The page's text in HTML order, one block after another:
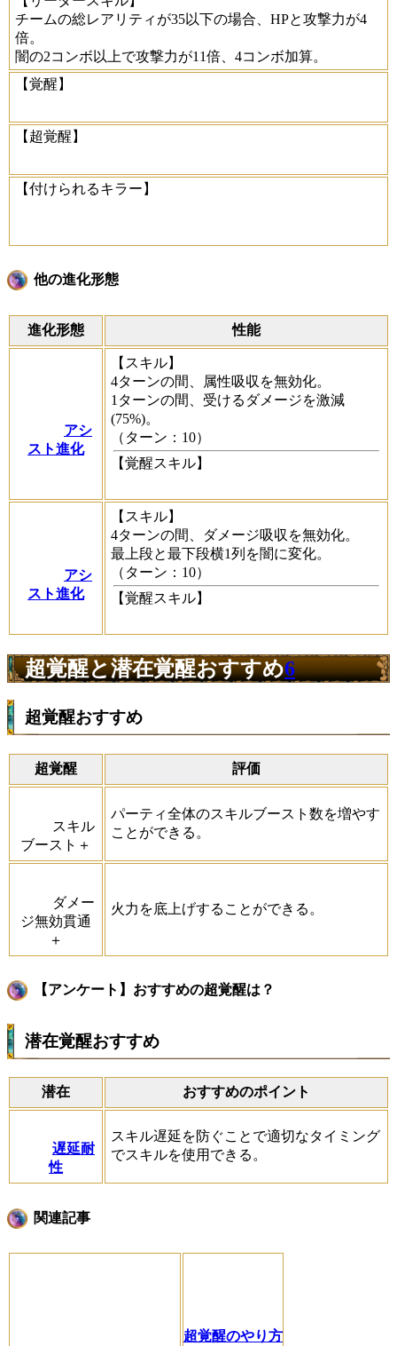
チームの総レアリティが35以下の場合、HPと攻撃力が4
倍。
闇の2コンボ以上で攻撃力が11倍、4コンボ加算。
【覚醒】
【超覚醒】
【付けられるキラー】
他の進化形態
進化形態 性能
アシ
スト進化
【スキル】
4ターンの間、属性吸収を無効化。
1ターンの間、受けるダメージを激減
(75%)。
（ターン：10）
【覚醒スキル】
アシ
スト進化
【スキル】
4ターンの間、ダメージ吸収を無効化。
最上段と最下段横1列を闇に変化。
（ターン：10）
【覚醒スキル】
超覚醒と潜在覚醒おすすめ6
超覚醒おすすめ
超覚醒 評価
スキル
ブースト＋
パーティ全体のスキルブースト数を増やす
ことができる。
ダメー
ジ無効貫通
＋
火力を底上げすることができる。
【アンケート】おすすめの超覚醒は？
潜在覚醒おすすめ
潜在 おすすめのポイント
遅延耐
性
スキル遅延を防ぐことで適切なタイミング
でスキルを使用できる。
関連記事
超覚醒のやり方